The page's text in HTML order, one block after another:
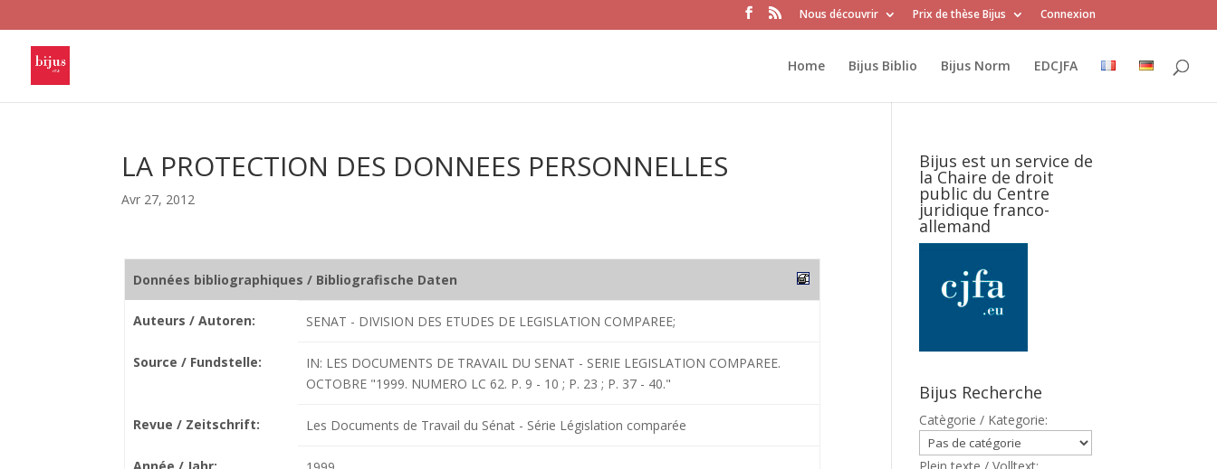
Nous découvrir Prix de thèse Bijus Connexion
Home Bijus Biblio Bijus Norm EDCJFA
LA PROTECTION DES DONNEES PERSONNELLES
Avr 27, 2012
Données bibliographiques / Bibliografische Daten
Auteurs / Autoren: SENAT - DIVISION DES ETUDES DE LEGISLATION COMPAREE;
Source / Fundstelle:
IN: LES DOCUMENTS DE TRAVAIL DU SENAT - SERIE LEGISLATION COMPAREE.
OCTOBRE "1999. NUMERO LC 62. P. 9 - 10 ; P. 23 ; P. 37 - 40."
Revue / Zeitschrift: Les Documents de Travail du Sénat - Série Législation comparée
Bijus est un service de
la Chaire de droit
public du Centre
juridique franco-
allemand
Bijus Recherche
Catègorie / Kategorie: